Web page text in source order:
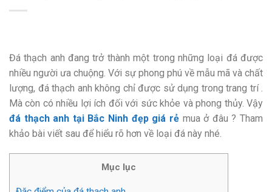
Đá thạch anh đang trở thành một trong những loại đá được
nhiều người ưa chuộng. Với sự phong phú về mẫu mã và chất
lượng, đá thạch anh không chỉ được sử dụng trong trang trí .
Mà còn có nhiều lợi ích đối với sức khỏe và phong thủy. Vậy
đá thạch anh tại Bắc Ninh đẹp giá rẻmua ở đâu ? Tham
khảo bài viết sau để hiểu rõ hơn về loại đá này nhé.
Mục lục